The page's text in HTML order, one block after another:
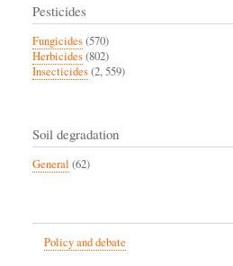
Pesticides
Fungicides(570)
Herbicides(802)
Insecticides(2, 559)
Soil degradation
General (62)
Policy and debate